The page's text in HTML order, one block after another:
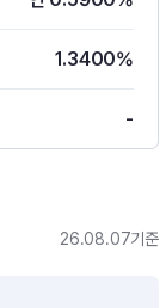
1.3400%
-
26.08.07기준